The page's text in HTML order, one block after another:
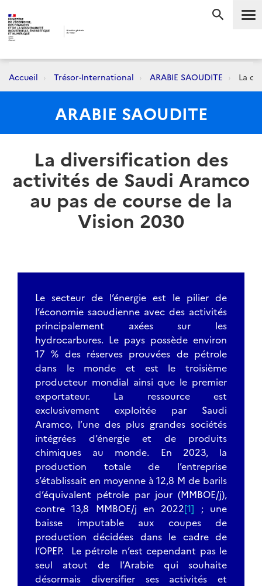
Accueil Trésor-International ARABIE SAOUDITE La
ARABIE SAOUDITE
La diversification des
activités de Saudi Aramco
au pas de course de la
Vision 2030
Le secteur de l’énergie est le pilier de
l’économie saoudienne avec des activités
principalement axées sur les
hydrocarbures. Le pays possède environ
17 % des réserves prouvées de pétrole
dans le monde et est le troisième
producteur mondial ainsi que le premier
exportateur. La ressource est
exclusivement exploitée par Saudi
Aramco, l’une des plus grandes sociétés
intégrées d’énergie et de produits
chimiques au monde. En 2023, la
production totale de l’entreprise
s’établissait en moyenne à 12,8 M de barils
d’équivalent pétrole par jour (MMBOE/j),
contre 13,8 MMBOE/j en 2022[1] ; une
baisse imputable aux coupes de
production décidées dans le cadre de
l’OPEP. Le pétrole n’est cependant pas le
seul atout de l’Arabie qui souhaite
désormais diversifier ses activités et